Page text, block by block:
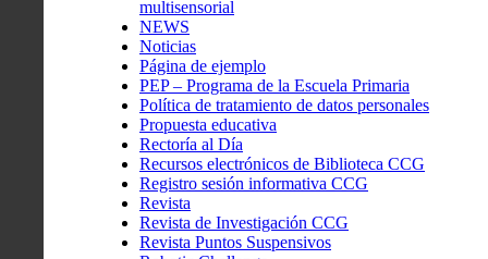
multisensorial
NEWS
Noticias
Página de ejemplo
PEP – Programa de la Escuela Primaria
Política de tratamiento de datos personales
Propuesta educativa
Rectoría al Día
Recursos electrónicos de Biblioteca CCG
Registro sesión informativa CCG
Revista
Revista de Investigación CCG
Revista Puntos Suspensivos